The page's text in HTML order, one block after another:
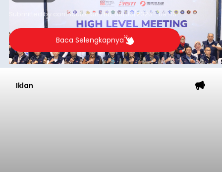
Submitted by contributoronThu, 08/06/2026 - 09:45
Baca Selengkapnya
Iklan